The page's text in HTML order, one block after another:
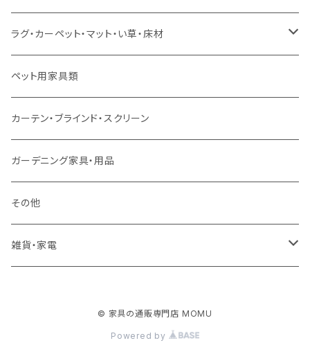
スツール・オットマン
ソファ付属品
クッション・座椅子
セミダブルサイズ（マットレス付）
ダブルサイズ（マットレス付）
ダブルサイズ以上（マットレス付）
ロフトベッド
二段ベッド
マットレス
リフティングテーブル
サイドテーブル・コーヒーテーブル
デスク
キッズチェア
オフィスチェア・ゲーミングチェア
ダイニングベンチ・スツール
こたつ布団
コタツ・布団セット
本棚・シェルフ
食器棚・収納庫
レンジ台・カウンター
ラック
TVボード
キャビネット・飾り棚
ラグ・カーペット・マット・い草・床材
マット・フロアタイル
ラグ
カーペット
ペット用家具類
カーテン・ブラインド・スクリーン
ガーデニング家具・用品
その他
雑貨・家電
© 家具の通販専門店 MOMU
Powered by